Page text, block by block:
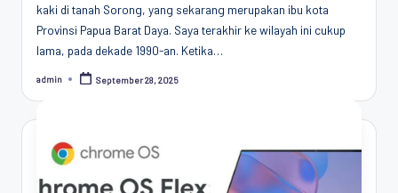
kaki di tanah Sorong, yang sekarang merupakan ibu kota
Provinsi Papua Barat Daya. Saya terakhir ke wilayah ini cukup
lama, pada dekade 1990-an. Ketika…
Posted
admin September 28, 2025